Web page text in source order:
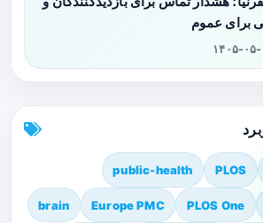
برای عموم
۰۵-۱۶
PLOS
public-health
PLOS One
Europe PMC
brain